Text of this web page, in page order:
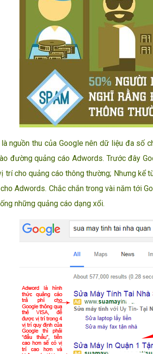
nguồn thu của Google nên dữ liệu đa số
đường quảng cáo Adwords. Trước đây
trí cho quảng cáo thông thường; Nhưng kể
Adwords. Chắc chắn trong vài năm tới
những quảng cáo dạng xổi.